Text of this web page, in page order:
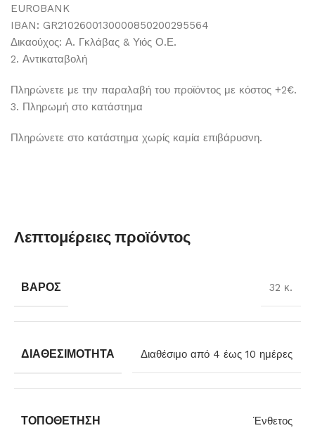
EUROBANK
IBAN: GR2102600130000850200295564
Δικαούχος: Α. Γκλάβας & Υιός Ο.Ε.
2. Αντικαταβολή
Πληρώνετε με την παραλαβή του προϊόντος με κόστος +2€.
3. Πληρωμή στο κατάστημα
Πληρώνετε στο κατάστημα χωρίς καμία επιβάρυσνη.
Λεπτομέρειες προϊόντος
ΒΆΡΟΣ 32 κ.
ΔΙΑΘΕΣΙΜΌΤΗΤΑ Διαθέσιμο από 4 έως 10 ημέρες
ΤΟΠΟΘΈΤΗΣΗ Ένθετος